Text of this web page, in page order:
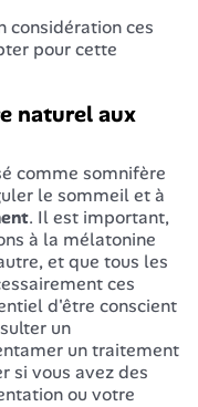
considération ces
pour cette
naturel aux
comme somnifère
le sommeil et à
. Il est important,
à la mélatonine
et que tous les
ces
d'être conscient
un
un traitement
si vous avez des
ou votre